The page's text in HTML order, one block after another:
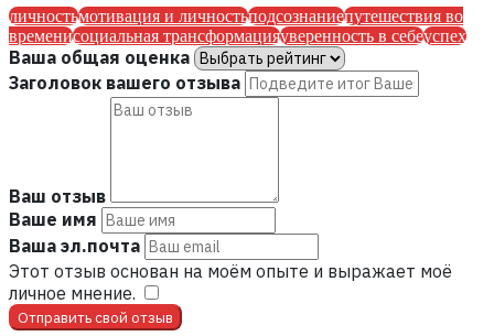
личностьмотивация и личностьподсознаниепутешествия во
временисоциальная трансформацияуверенность в себеуспех
Ваша общая оценка
Заголовок вашего отзыва
Ваш отзыв
Ваше имя
Ваша эл.почта
Этот отзыв основан на моём опыте и выражает моё
личное мнение.
Отправить свой отзыв